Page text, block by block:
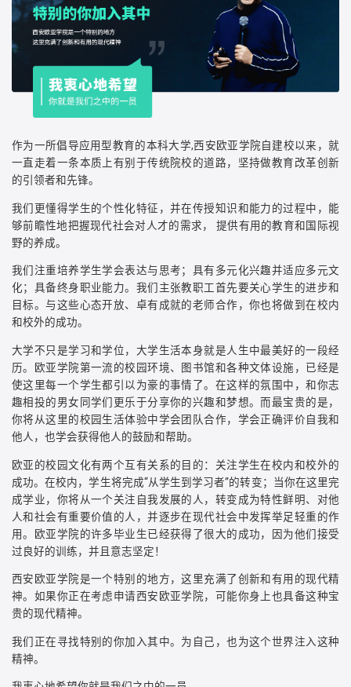
作为一所倡导应用型教育的本科大学,西安欧亚学院自建校以来，就
一直走着一条本质上有别于传统院校的道路，坚持做教育改革创新
的引领者和先锋。
我们更懂得学生的个性化特征，并在传授知识和能力的过程中，能
够前瞻性地把握现代社会对人才的需求， 提供有用的教育和国际视
野的养成。
我们注重培养学生学会表达与思考；具有多元化兴趣并适应多元文
化；具备终身职业能力。我们主张教职工首先要关心学生的进步和
目标。与这些心态开放、卓有成就的老师合作，你也将做到在校内
和校外的成功。
大学不只是学习和学位，大学生活本身就是人生中最美好的一段经
历。欧亚学院第一流的校园环境、图书馆和各种文体设施，已经是
使这里每一个学生都引以为豪的事情了。在这样的氛围中，和你志
趣相投的男女同学们更乐于分享你的兴趣和梦想。而最宝贵的是，
你将从这里的校园生活体验中学会团队合作，学会正确评价自我和
他人，也学会获得他人的鼓励和帮助。
欧亚的校园文化有两个互有关系的目的：关注学生在校内和校外的
成功。在校内，学生将完成“从学生到学习者”的转变；当你在这里完
成学业，你将从一个关注自我发展的人，转变成为特性鲜明、对他
人和社会有重要价值的人，并逐步在现代社会中发挥举足轻重的作
用。欧亚学院的许多毕业生已经获得了很大的成功，因为他们接受
过良好的训练，并且意志坚定！
西安欧亚学院是一个特别的地方，这里充满了创新和有用的现代精
神。如果你正在考虑申请西安欧亚学院，可能你身上也具备这种宝
贵的现代精神。
我们正在寻找特别的你加入其中。为自己，也为这个世界注入这种
精神。